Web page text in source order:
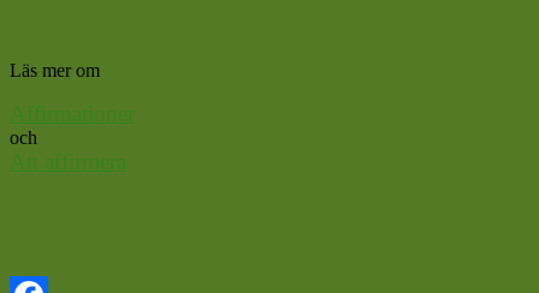
Läs mer om
Affirmationer
och
Att affirmera